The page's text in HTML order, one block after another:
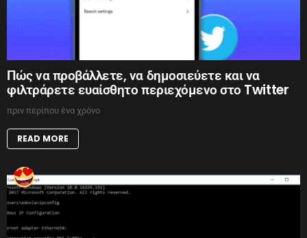
Πώς να προβάλλετε, να δημοσιεύετε και να
φιλτράρετε ευαίσθητο περιεχόμενο στο Twitter
πριν περίπου ένα χρόνο
READ MORE